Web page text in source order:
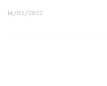
14/02/2022